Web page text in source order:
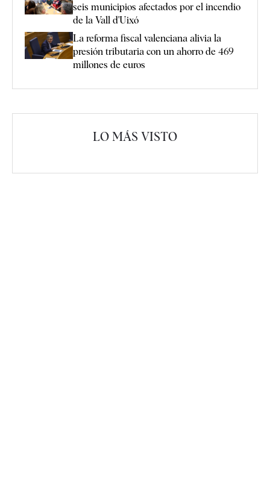
seis municipios afectados por el incendio
de la Vall d'Uixó
La reforma fiscal valenciana alivia la
presión tributaria con un ahorro de 469
millones de euros
LO MÁS VISTO